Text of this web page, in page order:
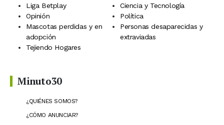
Liga Betplay
Ciencia y Tecnología
Opinión
Política
Mascotas perdidas y en
adopción
Personas desaparecidas y
extraviadas
Tejiendo Hogares
Minuto30
¿QUIÉNES SOMOS?
¿CÓMO ANUNCIAR?